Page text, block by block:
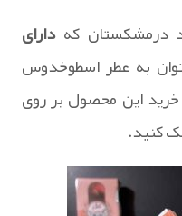
درمشکستان کهدارای
به عطر اسطوخدوس
خرید این محصول بر روی
کنید.